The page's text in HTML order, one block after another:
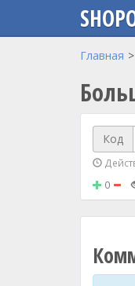
Перейти к основному
Главная
Код
0